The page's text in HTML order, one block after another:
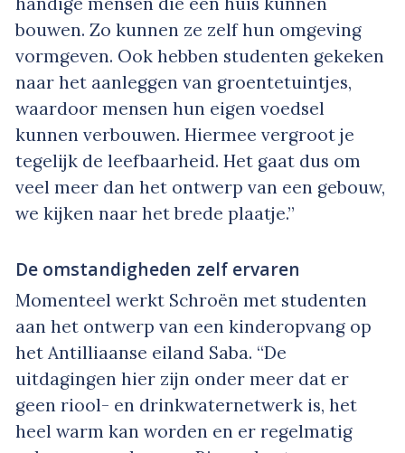
bouwen. Zo kunnen ze zelf hun omgeving
vormgeven. Ook hebben studenten gekeken
naar het aanleggen van groentetuintjes,
waardoor mensen hun eigen voedsel
kunnen verbouwen. Hiermee vergroot je
tegelijk de leefbaarheid. Het gaat dus om
veel meer dan het ontwerp van een gebouw,
we kijken naar het brede plaatje.”
De omstandigheden zelf ervaren
Momenteel werkt Schroën met studenten
aan het ontwerp van een kinderopvang op
het Antilliaanse eiland Saba. “De
uitdagingen hier zijn onder meer dat er
geen riool- en drinkwaternetwerk is, het
heel warm kan worden en er regelmatig